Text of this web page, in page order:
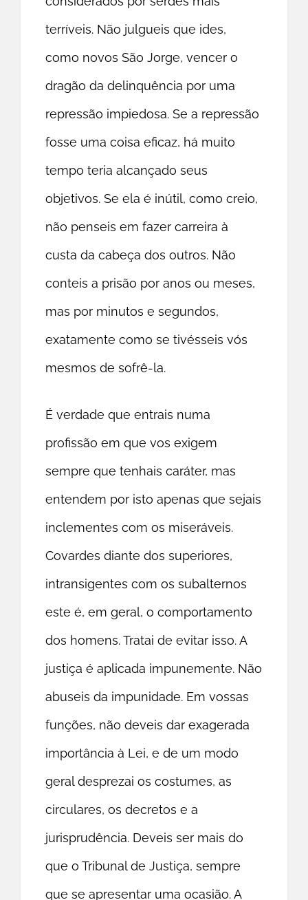
terríveis. Não julgueis que ides,
como novos São Jorge, vencer o
dragão da delinquência por uma
repressão impiedosa. Se a repressão
fosse uma coisa eficaz, há muito
tempo teria alcançado seus
objetivos. Se ela é inútil, como creio,
não penseis em fazer carreira à
custa da cabeça dos outros. Não
conteis a prisão por anos ou meses,
mas por minutos e segundos,
exatamente como se tivésseis vós
mesmos de sofrê-la.
É verdade que entrais numa
profissão em que vos exigem
sempre que tenhais caráter, mas
entendem por isto apenas que sejais
inclementes com os miseráveis.
Covardes diante dos superiores,
intransigentes com os subalternos
este é, em geral, o comportamento
dos homens. Tratai de evitar isso. A
justiça é aplicada impunemente. Não
abuseis da impunidade. Em vossas
funções, não deveis dar exagerada
importância à Lei, e de um modo
geral desprezai os costumes, as
circulares, os decretos e a
jurisprudência. Deveis ser mais do
que o Tribunal de Justiça, sempre
que se apresentar uma ocasião. A